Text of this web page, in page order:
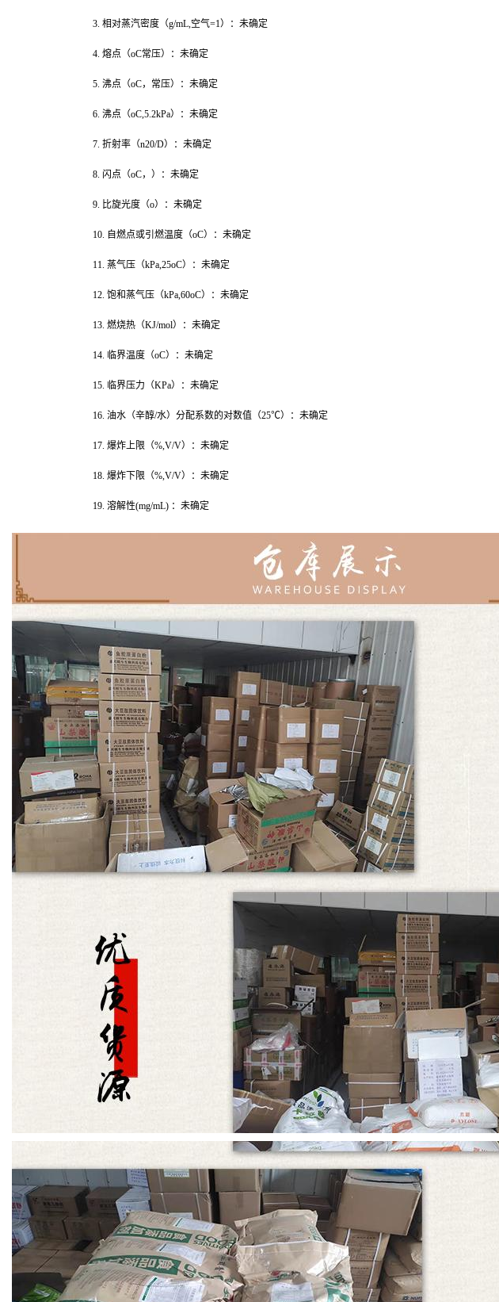
3. 相对蒸汽密度（g/mL,空气=1）：未确定
4. 熔点（oC常压）：未确定
5. 沸点（oC，常压）：未确定
6. 沸点（oC,5.2kPa）：未确定
7. 折射率（n20/D）：未确定
8. 闪点（oC，）：未确定
9. 比旋光度（o）：未确定
10. 自燃点或引燃温度（oC）：未确定
11. 蒸气压（kPa,25oC）：未确定
12. 饱和蒸气压（kPa,60oC）：未确定
13. 燃烧热（KJ/mol）：未确定
14. 临界温度（oC）：未确定
15. 临界压力（KPa）：未确定
16. 油水（辛醇/水）分配系数的对数值（25℃）：未确定
17. 爆炸上限（%,V/V）：未确定
18. 爆炸下限（%,V/V）：未确定
19. 溶解性(mg/mL) ：未确定